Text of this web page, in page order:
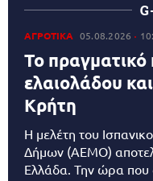
ΑΓΡΟΤΙΚΑ 05.08.2026
Το πραγματικό
ελαιολάδου
Κρήτη
Η μελέτη του
Δήμων (AEMO)
Ελλάδα. Την ώρα